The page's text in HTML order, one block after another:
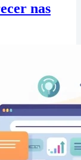
nas